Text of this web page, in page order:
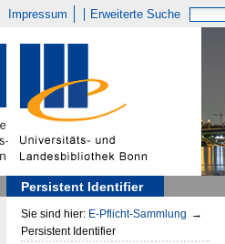
Impressum Erweiterte Suche
Persistent Identifier
Sie sind hier: E-Pflicht-Sammlung →
Persistent Identifier